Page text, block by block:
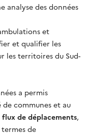
analyse des données
et
et qualifier les
les territoires du Sud-
a permis
communes et au
flux de déplacements,
de